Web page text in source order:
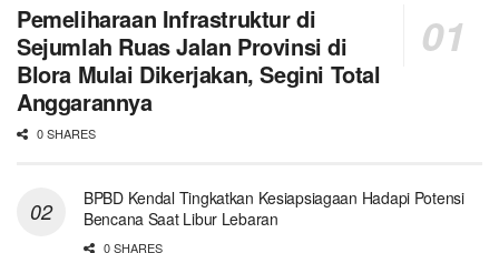
Pemeliharaan Infrastruktur di
Sejumlah Ruas Jalan Provinsi di
Blora Mulai Dikerjakan, Segini Total
Anggarannya
0 SHARES
BPBD Kendal Tingkatkan Kesiapsiagaan Hadapi Potensi
Bencana Saat Libur Lebaran
0 SHARES